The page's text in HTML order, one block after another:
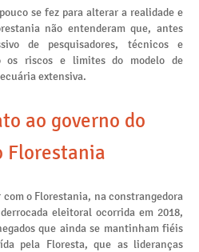
se fez para alterar a realidade e
não entenderam que, antes
de pesquisadores, técnicos e
os riscos e limites do modelo de
extensiva.
ao governo do
Florestania
com o Florestania, na constrangedora
eleitoral ocorrida em 2018,
que ainda se mantinham fiéis
pela Floresta, que as lideranças